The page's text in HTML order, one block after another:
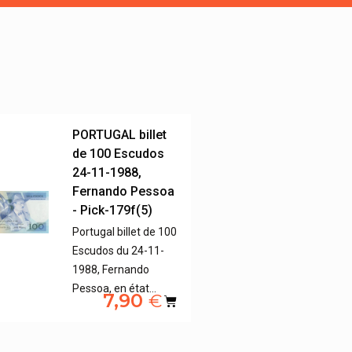
PORTUGAL billet
de 100 Escudos
24-11-1988,
Fernando Pessoa
- Pick-179f(5)
Portugal billet de 100
Escudos du 24-11-
1988, Fernando
Pessoa, en état…
7,90 €